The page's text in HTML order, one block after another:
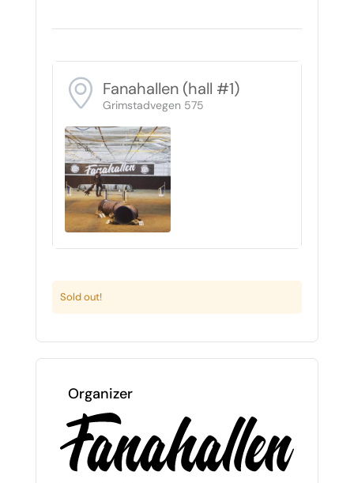
Fanahallen (hall #1)
Grimstadvegen 575
Sold out!
Organizer